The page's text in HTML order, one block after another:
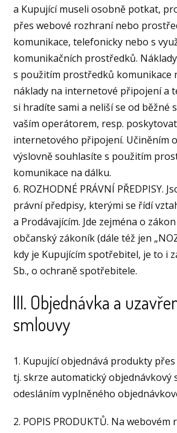
a Kupující museli osobně potkat,
přes webové rozhraní nebo
komunikace, telefonicky nebo s
komunikačních prostředků.
s použitím prostředků komunikace
náklady na internetové připojení a
si hradíte sami a neliší se od běžné
vaším operátorem, resp.
internetového připojení. Učiněním
výslovně souhlasíte s použitím
komunikace na dálku.
6. ROZHODNÉ PRÁVNÍ PŘEDPISY.
právní předpisy, kterými se řídí
a Prodávajícím. Jde zejména o
občanský zákoník (dále též jen
kdy je Kupujícím spotřebitel, je to i
Sb., o ochraně spotřebitele.
III. Objednávka a
smlouvy
1. Kupující objednává produkty
tj. skrze automatický objednávkový
odesláním vyplněného
2. POPIS PRODUKTŮ. Na webovém